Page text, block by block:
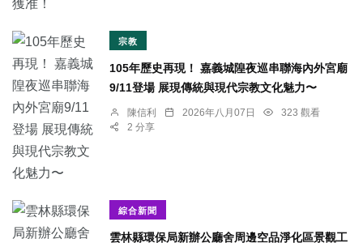
宗教
105年歷史再現！ 嘉義城隍夜巡串聯海內外宮廟
9/11登場 展現傳統與現代宗教文化魅力〜
陳信利 2026年八月07日
323 觀看
2 分享
綜合新聞
雲林縣環保局新辦公廳舍周邊空品淨化區景觀工